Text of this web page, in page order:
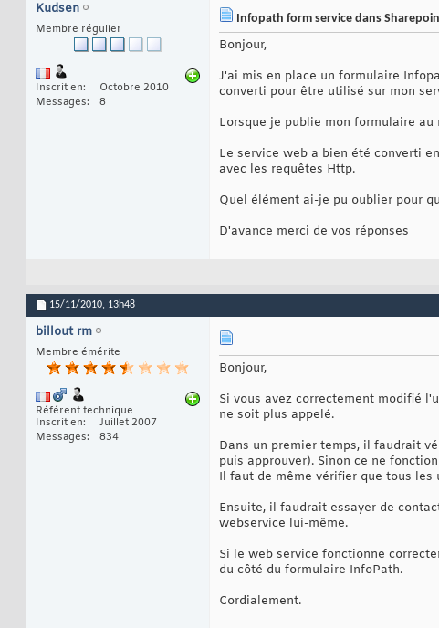
Kudsen
Membre régulier
Inscrit en
Octobre 2010
Messages
8
Infopath form service dans
Bonjour,
J'ai mis en place un formulaire
converti pour être utilisé sur mon
Lorsque je publie mon formulaire
Le service web a bien été converti
avec les requêtes Http.
Quel élément ai-je pu oublier pour
D'avance merci de vos réponses
15/11/2010, 13h48
billout rm
Membre émérite
Référent technique
Inscrit en
Juillet 2007
Messages
834
Bonjour,
Si vous avez correctement modifié
ne soit plus appelé.
Dans un premier temps, il faudrait
puis approuver). Sinon ce ne
Il faut de même vérifier que tous
Ensuite, il faudrait essayer de
webservice lui-même.
Si le web service fonctionne
du côté du formulaire InfoPath.
Cordialement.